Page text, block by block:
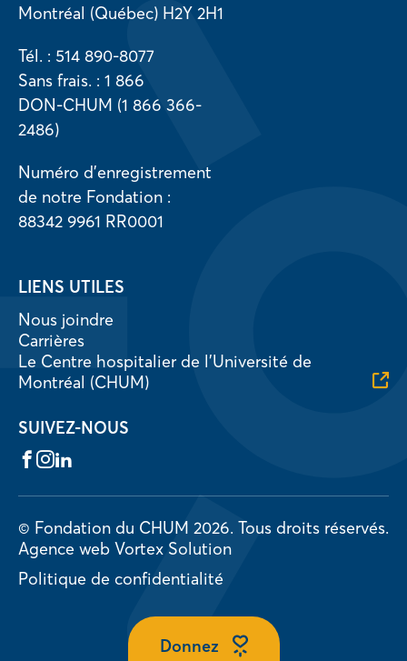
Donnez
Montréal (Québec) H2Y 2H1
Tél. : 514 890-8077
Sans frais. : 1 866
DON-CHUM (1 866 366-
2486)
Numéro d’enregistrement
de notre Fondation :
88342 9961 RR0001
LIENS UTILES
Nous joindre
Carrières
Le Centre hospitalier de l’Université de
Montréal (CHUM)
SUIVEZ-NOUS
Facebook
Instagram
LinkedIn
© Fondation du CHUM 2026. Tous droits réservés.
Agence web Vortex Solution
Politique de confidentialité